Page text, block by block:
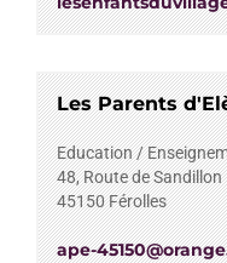
Les Parents
Education /
48, Route de Sandillon
45150Férolles
ape-